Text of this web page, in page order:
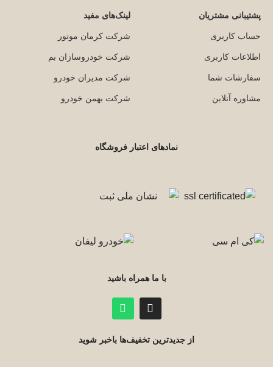
پشتیبانی مشتریان
حساب کاربری
اطلاعات کاربری
سفارشات شما
مشاوره آنلاین
لینک‌های مفید
شرکت کرمان موتور
شرکت خودروسازان بم
شرکت مدیران خودرو
شرکت بهمن خودرو
نمادهای اعتبار فروشگاه
با ما همراه باشید
از جدیدترین تخفیف‌ها باخبر شوید